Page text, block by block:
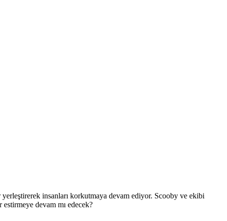
insanları korkutmaya devam ediyor. Scooby ve ekibi
devam mı edecek?